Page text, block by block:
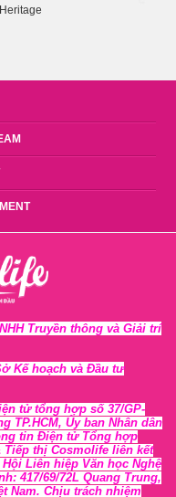
Heritage
Truyền thông và Giải trí
Kế hoạch và Đầu tư
tử tổng hợp số 37/GP-
TP.HCM, Ủy ban Nhân dân
tin Điện tử Tổng hợp
Tiếp thị Cosmolife liên kết
Hội Liên hiệp Văn học Nghệ
417/69/72L Quang Trung,
Nam. Chịu trách nhiệm